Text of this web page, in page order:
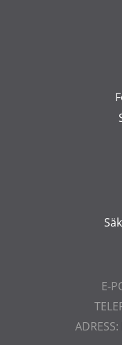
E-
ADRESS: